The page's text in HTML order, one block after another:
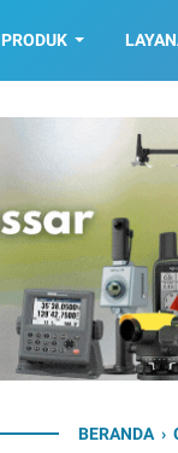
PRODUK
BERANDA ›